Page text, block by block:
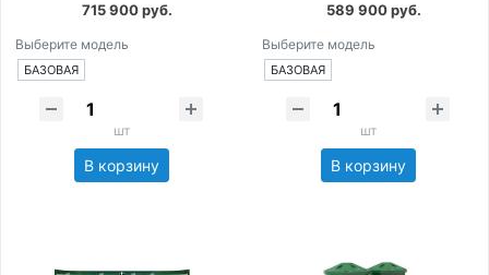
715 900 руб.
Выберите модель
БАЗОВАЯ
шт
В корзину
589 900 руб.
Выберите модель
БАЗОВАЯ
шт
В корзину